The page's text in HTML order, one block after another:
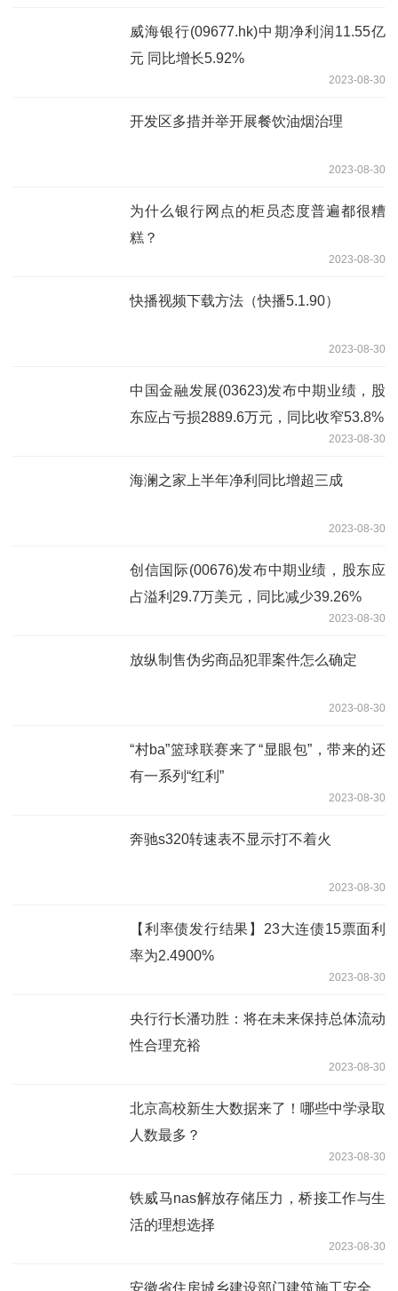
威海银行(09677.hk)中期净利润11.55亿
元 同比增长5.92%
2023-08-30
开发区多措并举开展餐饮油烟治理
2023-08-30
为什么银行网点的柜员态度普遍都很糟
糕？
2023-08-30
快播视频下载方法（快播5.1.90）
2023-08-30
中国金融发展(03623)发布中期业绩，股
东应占亏损2889.6万元，同比收窄53.8%
2023-08-30
海澜之家上半年净利同比增超三成
2023-08-30
创信国际(00676)发布中期业绩，股东应
占溢利29.7万美元，同比减少39.26%
2023-08-30
放纵制售伪劣商品犯罪案件怎么确定
2023-08-30
“村ba”篮球联赛来了“显眼包”，带来的还
有一系列“红利”
2023-08-30
奔驰s320转速表不显示打不着火
2023-08-30
【利率债发行结果】23大连债15票面利
率为2.4900%
2023-08-30
央行行长潘功胜：将在未来保持总体流动
性合理充裕
2023-08-30
北京高校新生大数据来了！哪些中学录取
人数最多？
2023-08-30
铁威马nas解放存储压力，桥接工作与生
活的理想选择
2023-08-30
安徽省住房城乡建设部门建筑施工安全、